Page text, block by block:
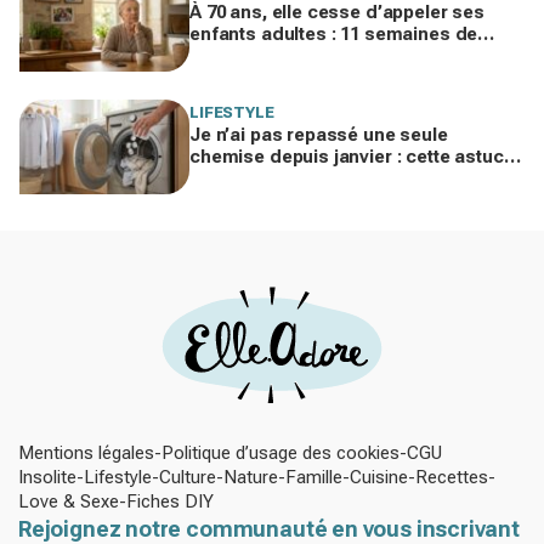
À 70 ans, elle cesse d’appeler ses
enfants adultes : 11 semaines de
LIFESTYLE
Je n’ai pas repassé une seule
chemise depuis janvier : cette astuce
Mentions légales Politique d’usage des cookies CGU
Insolite Lifestyle Culture Nature Famille Cuisine Recettes
Love & Sexe Fiches DIY
Rejoignez notre communauté en vous inscrivant